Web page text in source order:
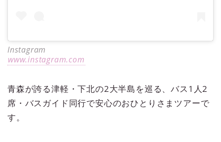
Instagram
www.instagram.com
青森が誇る津軽・下北の2大半島を巡る、バス1人2
席・バスガイド同行で安心のおひとりさまツアーで
す。